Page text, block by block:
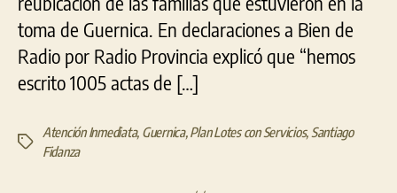
toma de Guernica. En declaraciones a Bien de
Radio por Radio Provincia explicó que “hemos
escrito 1005 actas de […]
Etiquetas
Atención Inmediata, Guernica,Plan Lotes con Servicios, Santiago
Fidanza